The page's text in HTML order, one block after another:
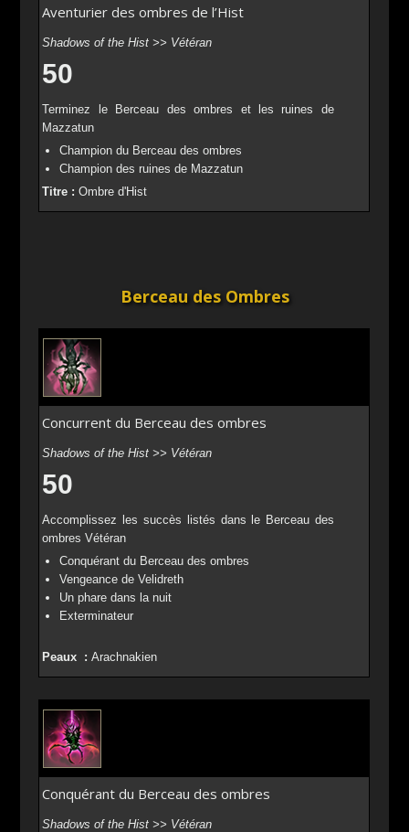
Aventurier des ombres de l’Hist
Shadows of the Hist >> Vétéran
50
Terminez le Berceau des ombres et les ruines de
Mazzatun
Champion du Berceau des ombres
Champion des ruines de Mazzatun
Titre : Ombre d'Hist
Berceau des Ombres
Concurrent du Berceau des ombres
Shadows of the Hist >> Vétéran
50
Accomplissez les succès listés dans le Berceau des
ombres Vétéran
Conquérant du Berceau des ombres
Vengeance de Velidreth
Un phare dans la nuit
Exterminateur
Peaux :Arachnakien
Conquérant du Berceau des ombres
Shadows of the Hist >> Vétéran